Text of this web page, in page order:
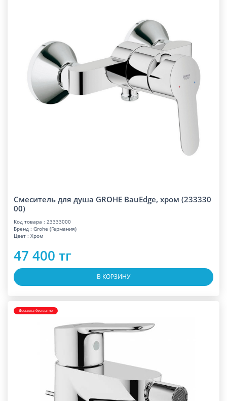
Смеситель для душа GROHE BauEdge, хром (233330
00)
Код товара : 23333000
Бренд : Grohe (Германия)
Цвет : Хром
47 400 тг
В КОРЗИНУ
Доставка бесплатно